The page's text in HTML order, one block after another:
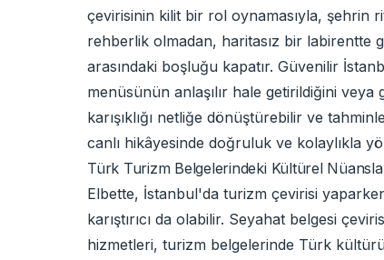
çevirisinin kilit bir rol oynamasıyla, şehrin
rehberlik olmadan, haritasız bir labirentte
arasındaki boşluğu kapatır. Güvenilir
menüsünün anlaşılır hale getirildiğini
karışıklığı netliğe dönüştürebilir ve
canlı hikâyesinde doğruluk ve kolaylıkla
Türk Turizm Belgelerindeki Kültürel
Elbette, İstanbul'da turizm çevirisi
karıştırıcı da olabilir. Seyahat belgesi
hizmetleri, turizm belgelerinde Türk